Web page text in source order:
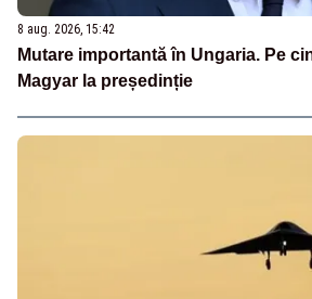
8 aug. 2026, 15:42
Mutare importantă în Ungaria. Pe
Magyar la președinție